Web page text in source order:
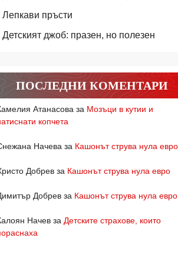
Лепкави пръсти
Детският джоб: празен, но полезен
ПОСЛЕДНИ КОМЕНТАРИ
Атанасова за Мозъци в кутии и
копчета
Начева за Кашонът струва нула евро
Добрев за Кашонът струва нула евро
Добрев за Кашонът струва нула евро
Начев за Детските страхове, които